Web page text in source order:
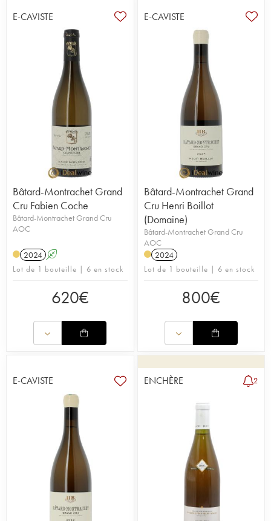
E-CAVISTE
Bâtard-Montrachet Grand
Cru Fabien Coche
Bâtard-Montrachet Grand Cru
AOC
2024 A
Lot de 1 bouteille | 6 en stock
620€
E-CAVISTE
Bâtard-Montrachet Grand
Cru Henri Boillot
(Domaine)
Bâtard-Montrachet Grand Cru
AOC
2024
Lot de 1 bouteille | 6 en stock
800€
E-CAVISTE ENCHÈRE 2